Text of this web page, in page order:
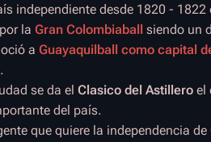
independiente desde 1820 - 1822
la Gran Colombiaball siendo un
a Guayaquilball como capital
se da el Clasico del Astillero el
del país.
que quiere la independencia de